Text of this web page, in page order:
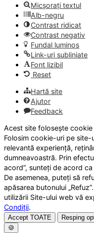
Micșorați textul
Alb-negru
Contrast ridicat
Contrast negativ
Fundal luminos
Link-uri subliniate
Font lizibil
Reset
Hartă site
Ajutor
Feedback
Acest site folosește cookie
Folosim cookie-uri pe
relevantă experiență,
dumneavoastră. Prin
acord”, sunteți de acord
De asemenea, puteți să
apăsarea butonului
utilizării Site-ului web vă
Condiții.
Accept TOATE Resping
🍪